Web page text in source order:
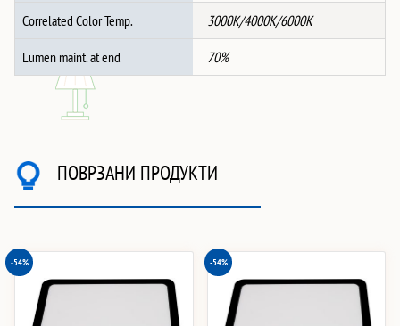
Correlated Color Temp. 3000K/4000K/6000K
Lumen maint. at end 70%
ПОВРЗАНИ ПРОДУКТИ
-54% -54%